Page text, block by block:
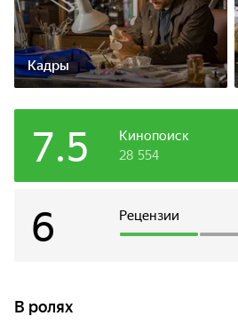
Кадры
Кинопоиск
7.5 28 554
Рецензии
6
В ролях